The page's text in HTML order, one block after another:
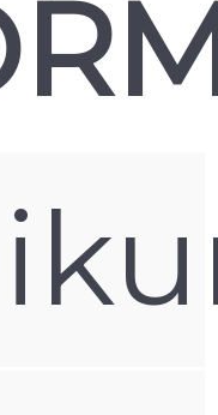
piemērotāko
modelim un savu